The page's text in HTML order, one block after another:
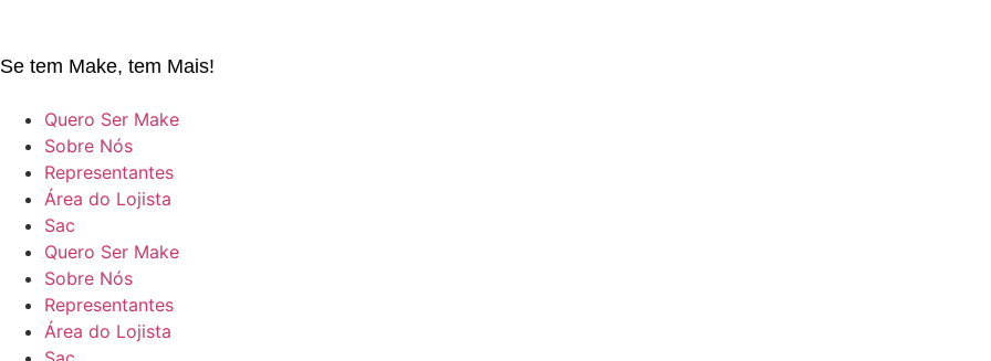
Se tem Make, tem Mais!
Quero Ser Make
Sobre Nós
Representantes
Área do Lojista
Sac
Quero Ser Make
Sobre Nós
Representantes
Área do Lojista